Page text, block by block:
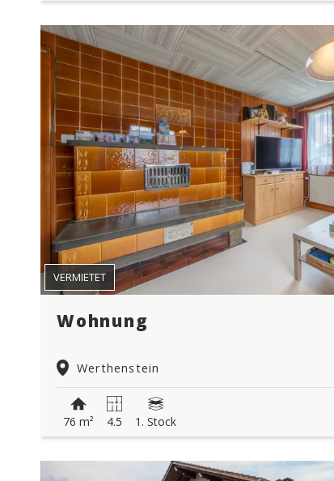
Wohnung
Werthenstein
VERMIETET
76 m² 4.5 1. Stock